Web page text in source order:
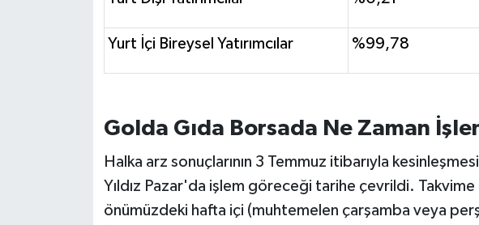
Yurt İçi Bireysel Yatırımcılar %99,78
Golda Gıda Borsada Ne Zaman
Halka arz sonuçlarının 3 Temmuz itibarıyla
Yıldız Pazar'da işlem göreceği tarihe çevrildi. Takvime
önümüzdeki hafta içi (muhtemelen çarşamba veya